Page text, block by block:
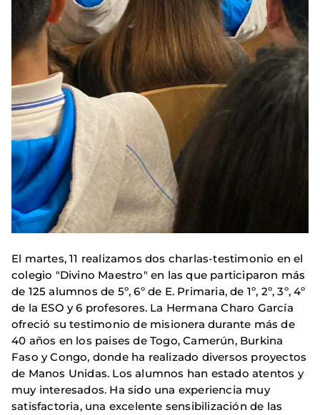
El martes, 11 realizamos dos charlas-testimonio en el
colegio "Divino Maestro" en las que participaron más
de 125 alumnos de 5º, 6º de E. Primaria, de 1º, 2º, 3º, 4º
de la ESO y 6 profesores. La Hermana Charo García
ofreció su testimonio de misionera durante más de
40 años en los paises de Togo, Camerún, Burkina
Faso y Congo, donde ha realizado diversos proyectos
de Manos Unidas. Los alumnos han estado atentos y
muy interesados. Ha sido una experiencia muy
satisfactoria, una excelente sensibilización de las